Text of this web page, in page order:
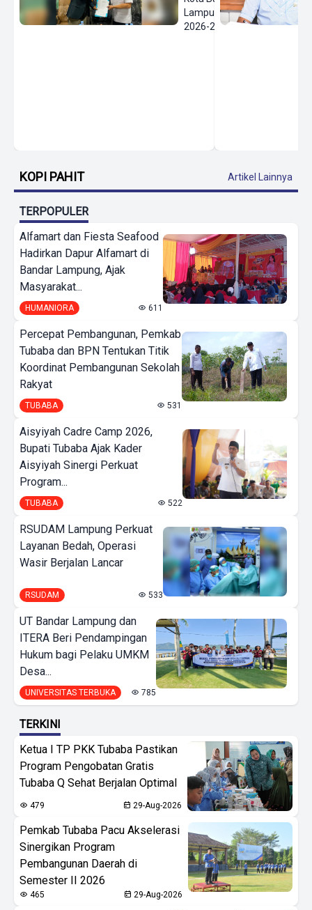
Lampung
2026-2030
KOPI PAHIT Artikel Lainnya
TERPOPULER
Alfamart dan Fiesta Seafood
Hadirkan Dapur Alfamart di
Bandar Lampung, Ajak
Masyarakat...
HUMANIORA 611
Percepat Pembangunan, Pemkab
Tubaba dan BPN Tentukan Titik
Koordinat Pembangunan Sekolah
Rakyat
TUBABA 531
Aisyiyah Cadre Camp 2026,
Bupati Tubaba Ajak Kader
Aisyiyah Sinergi Perkuat
Program...
TUBABA 522
RSUDAM Lampung Perkuat
Layanan Bedah, Operasi
Wasir Berjalan Lancar
RSUDAM 533
UT Bandar Lampung dan
ITERA Beri Pendampingan
Hukum bagi Pelaku UMKM
Desa...
UNIVERSITAS TERBUKA 785
TERKINI
Ketua I TP PKK Tubaba Pastikan
Program Pengobatan Gratis
Tubaba Q Sehat Berjalan Optimal
479 29-Aug-2026
Pemkab Tubaba Pacu Akselerasi
Sinergikan Program
Pembangunan Daerah di
Semester II 2026
465 29-Aug-2026